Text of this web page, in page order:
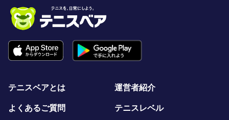
テニスベアとは 運営者紹介
よくあるご質問 テニスレベル